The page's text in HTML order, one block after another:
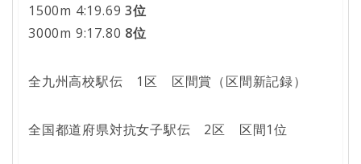
1500m 4:19.693位
3000m 9:17.80 8位
全九州高校駅伝 1区 区間賞（区間新記録）
全国都道府県対抗女子駅伝 2区 区間1位